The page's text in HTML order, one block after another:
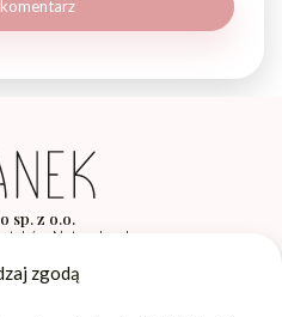
zgodą
sp. z o.o.
Naturalnych